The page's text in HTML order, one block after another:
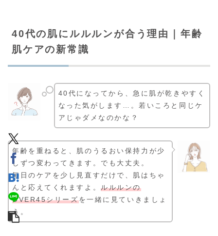
40代の肌にルルルンが合う理由｜年齢
肌ケアの新常識
40代になってから、急に肌が乾きやすく
なった気がします…。若いころと同じケ
アじゃダメなのかな？
年齢を重ねると、肌のうるおい保持力が少
しずつ変わってきます。でも大丈夫。
毎日のケアを少し見直すだけで、肌はちゃ
んと応えてくれますよ。ルルルンの
OVER45シリーズを一緒に見ていきましょ
う。